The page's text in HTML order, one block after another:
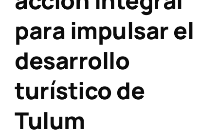
para impulsar el
desarrollo
turístico de
Tulum